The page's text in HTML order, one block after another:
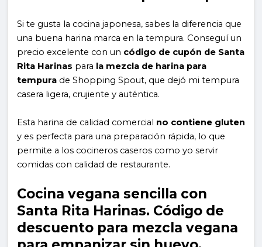
Si te gusta la cocina japonesa, sabes la diferencia que
una buena harina marca en la tempura. Conseguí un
precio excelente con un código de cupón de Santa
Rita Harinas para la mezcla de harina para
tempura de Shopping Spout, que dejó mi tempura
casera ligera, crujiente y auténtica.
Esta harina de calidad comercial no contiene gluten
y es perfecta para una preparación rápida, lo que
permite a los cocineros caseros como yo servir
comidas con calidad de restaurante.
Cocina vegana sencilla con
Santa Rita Harinas. Código de
descuento para mezcla vegana